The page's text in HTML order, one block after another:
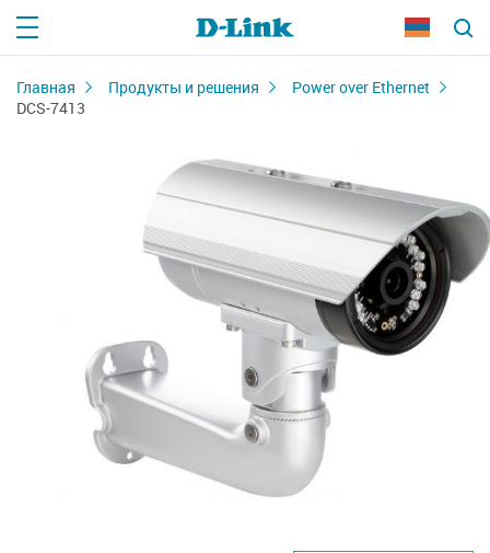
Главная Продукты и решения
Power over Ethernet
DCS-7413